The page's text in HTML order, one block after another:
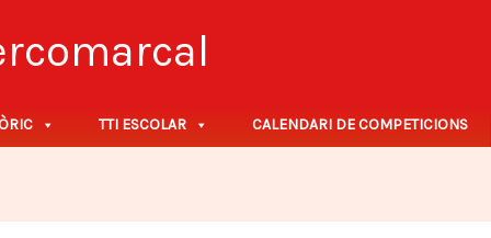
TTI ESCOLAR CALENDARI DE COMPETICIONS